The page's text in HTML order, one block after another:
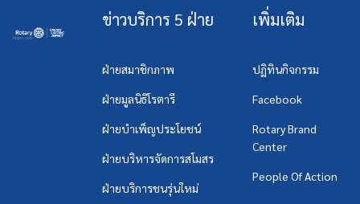
ข่าวบริการ 5 ฝ่าย
ฝ่ายสมาชิกภาพ
ฝ่ายมูลนิธิโรตารี
ฝ่ายบำเพ็ญประโยชน์
ฝ่ายบริหารจัดการสโมสร
ฝ่ายบริการชนรุ่นใหม่
เพิ่มเติม
ปฏิทินกิจกรรม
Facebook
Rotary Brand
Center
People Of Action